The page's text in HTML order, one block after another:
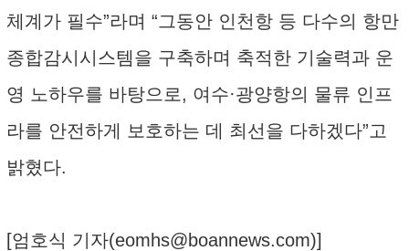
체계가 필수”라며 “그동안 인천항 등 다수의 항만
종합감시시스템을 구축하며 축적한 기술력과 운
영 노하우를 바탕으로, 여수·광양항의 물류 인프
라를 안전하게 보호하는 데 최선을 다하겠다”고
밝혔다.
[엄호식 기자(eomhs@boannews.com)]